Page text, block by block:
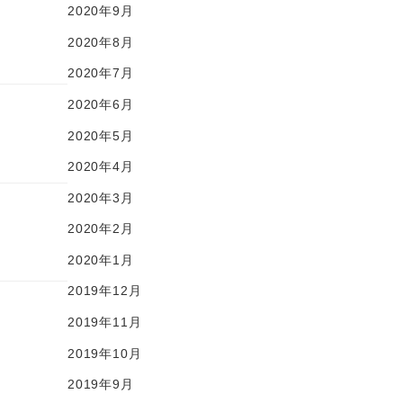
2020年9月
2020年8月
2020年7月
2020年6月
2020年5月
2020年4月
2020年3月
2020年2月
2020年1月
2019年12月
2019年11月
2019年10月
2019年9月